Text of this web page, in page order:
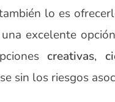
lo es
excelente
creativas,
sin los riesgos